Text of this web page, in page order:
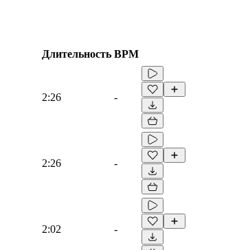
Длительность BPM
2:26 -
2:26 -
2:02 -